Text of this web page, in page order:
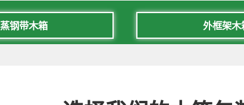
钢带木箱 外框架木